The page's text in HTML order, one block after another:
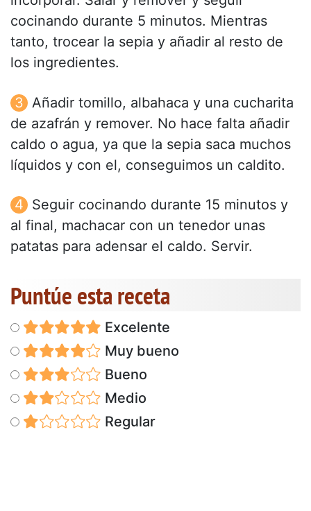
cocinando durante 5 minutos. Mientras
tanto, trocear la sepia y añadir al resto de
los ingredientes.
Añadir tomillo, albahaca y una cucharita
de azafrán y remover. No hace falta añadir
caldo o agua, ya que la sepia saca muchos
líquidos y con el, conseguimos un caldito.
Seguir cocinando durante 15 minutos y
al final, machacar con un tenedor unas
patatas para adensar el caldo. Servir.
Puntúe esta receta
Excelente
Muy bueno
Bueno
Medio
Regular